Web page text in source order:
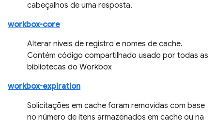
cabeçalhos de uma resposta.
workbox-core
Alterar níveis de registro e nomes de cache.
Contém código compartilhado usado por todas as
bibliotecas do Workbox
workbox-expiration
Solicitações em cache foram removidas com base
no número de itens armazenados em cache ou na